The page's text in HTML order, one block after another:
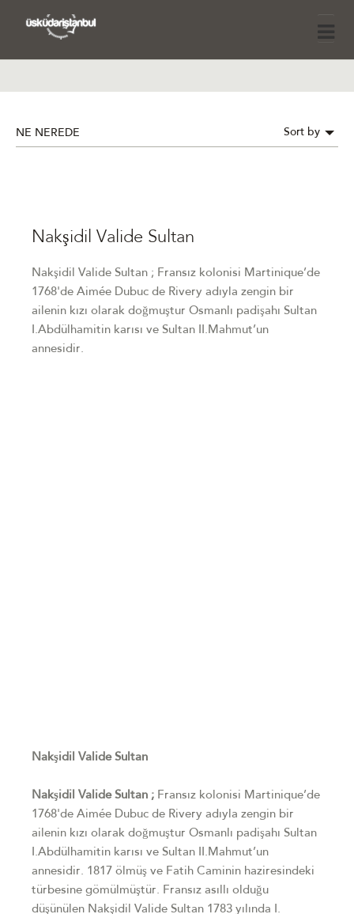
NE NEREDE Sort by
Nakşidil Valide Sultan
Nakşidil Valide Sultan ; Fransız kolonisi Martinique’de
1768'de Aimée Dubuc de Rivery adıyla zengin bir
ailenin kızı olarak doğmuştur Osmanlı padişahı Sultan
I.Abdülhamitin karısı ve Sultan II.Mahmut’un
annesidir.
Nakşidil Valide Sultan
Nakşidil Valide Sultan ; Fransız kolonisi Martinique’de
1768'de Aimée Dubuc de Rivery adıyla zengin bir
ailenin kızı olarak doğmuştur Osmanlı padişahı Sultan
I.Abdülhamitin karısı ve Sultan II.Mahmut’un
annesidir. 1817 ölmüş ve Fatih Caminin haziresindeki
türbesine gömülmüştür. Fransız asıllı olduğu
düşünülen Nakşidil Valide Sultan 1783 yılında I.